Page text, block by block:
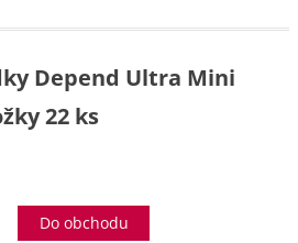
Depend Ultra Mini
22 ks
Do obchodu